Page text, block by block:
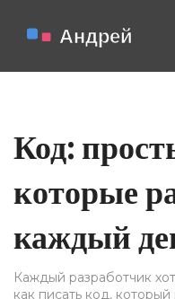
Код:
которые
каждый
Каждый разработчик
как писать код,